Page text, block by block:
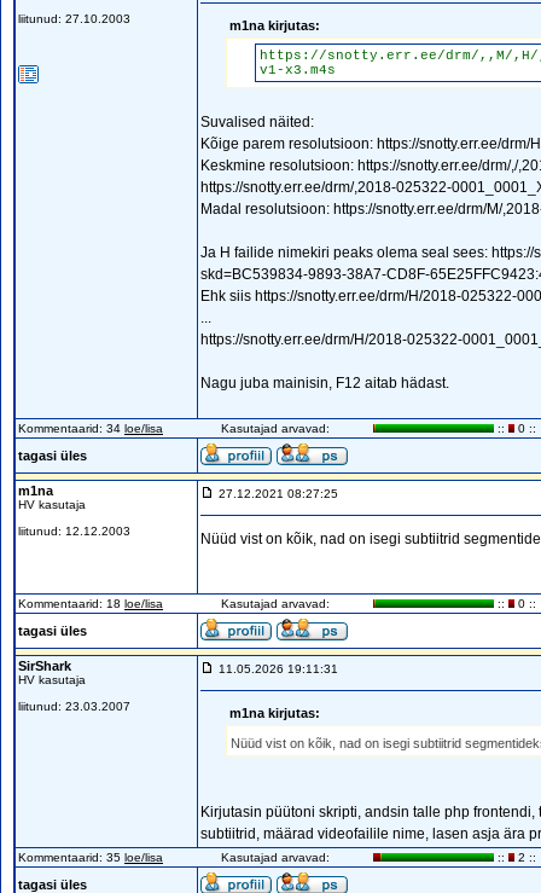
liitunud: 27.10.2003
m1na kirjutas:
https://snotty.err.ee/drm/,,M/,H/
v1-x3.m4s
Suvalised näited:
Kõige parem resolutsioon: https://snotty.err.ee/drm/
Keskmine resolutsioon: https://snotty.err.ee/drm/,/
https://snotty.err.ee/drm/,2018-025322-
Madal resolutsioon: https://snotty.err.ee/drm/M/
Ja H failide nimekiri peaks olema seal sees: https://
skd=BC539834-9893-38A7-CD8F-
Ehk siis https://snotty.err.ee/drm/H/2018-025322-
...
https://snotty.err.ee/drm/H/2018-025322-
Nagu juba mainisin, F12 aitab hädast.
Kommentaarid: 34 loe/lisa Kasutajad arvavad: :: 0 ::
tagasi üles
m1na
HV kasutaja
liitunud: 12.12.2003
27.12.2021 08:27:25
Nüüd vist on kõik, nad on isegi subtiitrid
Kommentaarid: 18 loe/lisa Kasutajad arvavad: :: 0 ::
tagasi üles
SirShark
HV kasutaja
liitunud: 23.03.2007
11.05.2026 19:11:31
m1na kirjutas:
Nüüd vist on kõik, nad on isegi subtiitrid
Kirjutasin püütoni skripti, andsin talle php
subtiitrid, määrad videofailile nime, lasen asja ära
Kommentaarid: 35 loe/lisa Kasutajad arvavad: :: 2 ::
tagasi üles